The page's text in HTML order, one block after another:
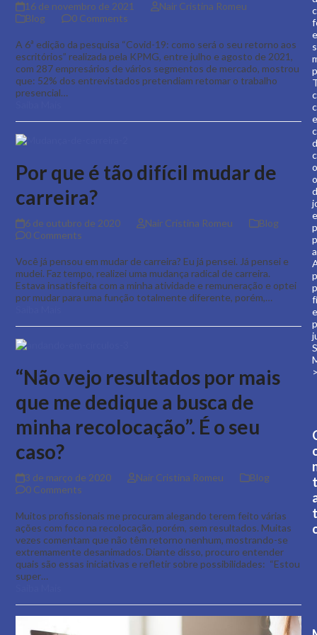
16 de novembro de 2021
Nair Cristina Romeu
Blog
0 Comments
A 6ª edição da pesquisa “Covid-19: como será o seu retorno aos
escritórios” realizada pela KPMG, entre julho e agosto de 2021,
com 287 empresários de vários segmentos de mercado, mostrou
que: 52% dos entrevistados pretendiam retomar o trabalho
presencial…
Por que é tão difícil mudar de
carreira?
6 de outubro de 2020 Nair Cristina Romeu
Blog
0 Comments
Você já pensou em mudar de carreira? Eu já pensei. Já pensei e
mudei. Faz tempo, realizei uma mudança radical de carreira.
Estava insatisfeita com a minha atividade e remuneração e optei
por mudar para uma função totalmente diferente, porém,…
“Não vejo resultados por mais
que me dedique a busca de
minha recolocação”. É o seu
caso?
3 de março de 2020 Nair Cristina Romeu
Blog
0 Comments
Muitos profissionais me procuram alegando terem feito várias
ações com foco na recolocação, porém, sem resultados. Muitas
vezes comentam que não têm retorno nenhum, mostrando-se
extremamente desanimados. Diante disso, procuro entender
quais são essas iniciativas e refletir sobre possibilidades: “Estou
super…
e
e
t
t